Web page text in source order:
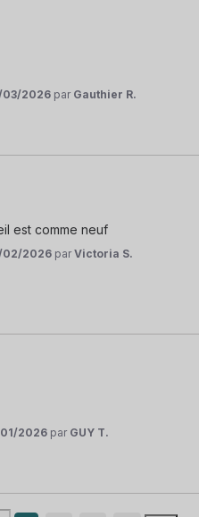
03/2026 par Gauthier R.
est comme neuf
02/2026 parVictoria S.
2026 par GUY T.